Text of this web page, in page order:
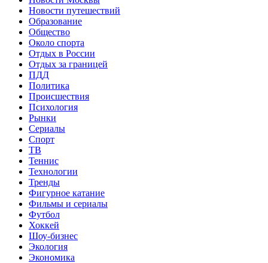
Новости путешествий
Образование
Общество
Около спорта
Отдых в России
Отдых за границей
ПДД
Политика
Происшествия
Психология
Рынки
Сериалы
Спорт
ТВ
Теннис
Технологии
Тренды
Фигурное катание
Фильмы и сериалы
Футбол
Хоккей
Шоу-бизнес
Экология
Экономика